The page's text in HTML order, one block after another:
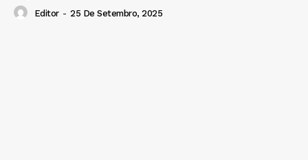
Editor - 25 De Setembro, 2025